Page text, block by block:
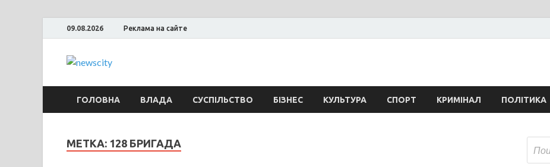
09.08.2026 Реклама на сайте
NewsCity — свежие новости
ГОЛОВНА ВЛАДА СУСПІЛЬСТВО БІЗНЕС КУЛЬТУРА СПОРТ КРИМІНАЛ ПОЛІТИКА
МЕТКА: 128 БРИГАДА